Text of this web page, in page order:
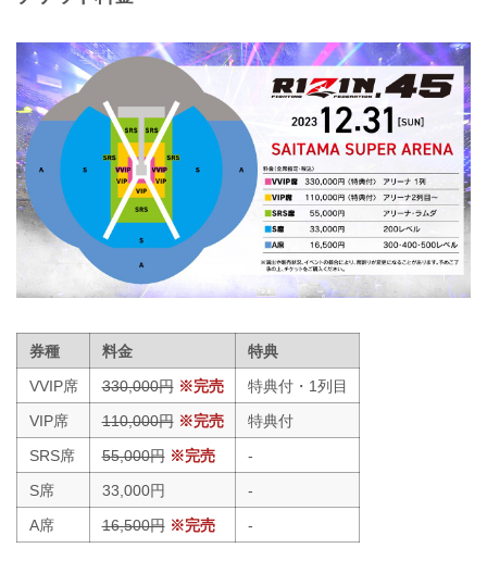
券種 料金
特典
VVIP席
330,000円 ※完売
特典付・1列目
VIP席
110,000円 ※完売
特典付
SRS席
55,000円 ※完売
-
S席
33,000円
-
A席
16,500円 ※完売 -